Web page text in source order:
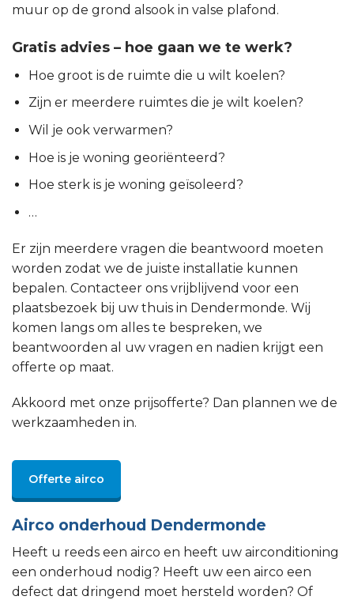
muur op de grond alsook in valse plafond.
Gratis advies – hoe gaan we te werk?
Hoe groot is de ruimte die u wilt koelen?
Zijn er meerdere ruimtes die je wilt koelen?
Wil je ook verwarmen?
Hoe is je woning georiënteerd?
Hoe sterk is je woning geïsoleerd?
…
Er zijn meerdere vragen die beantwoord moeten
worden zodat we de juiste installatie kunnen
bepalen. Contacteer ons vrijblijvend voor een
plaatsbezoek bij uw thuis in Dendermonde. Wij
komen langs om alles te bespreken, we
beantwoorden al uw vragen en nadien krijgt een
offerte op maat.
Akkoord met onze prijsofferte? Dan plannen we de
werkzaamheden in.
Offerte airco
Airco onderhoud Dendermonde
Heeft u reeds een airco en heeft uw airconditioning
een onderhoud nodig? Heeft uw een airco een
defect dat dringend moet hersteld worden? Of